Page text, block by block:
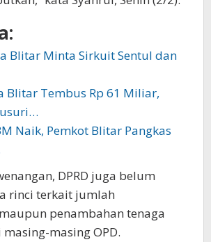
Blitar Minta Sirkuit Sentul dan
Blitar Tembus Rp 61 Miliar,
Naik, Pemkot Blitar Pangkas
DPRD juga belum
rinci terkait jumlah
penambahan tenaga
masing OPD.